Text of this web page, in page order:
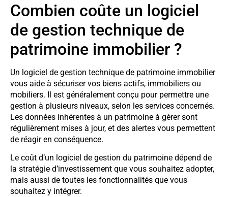
Combien coûte un logiciel
de gestion technique de
patrimoine immobilier ?
Un logiciel de gestion technique de patrimoine immobilier
vous aide à sécuriser vos biens actifs, immobiliers ou
mobiliers. Il est généralement conçu pour permettre une
gestion à plusieurs niveaux, selon les services concernés.
Les données inhérentes à un patrimoine à gérer sont
régulièrement mises à jour, et des alertes vous permettent
de réagir en conséquence.
Le coût d’un logiciel de gestion du patrimoine dépend de
la stratégie d’investissement que vous souhaitez adopter,
mais aussi de toutes les fonctionnalités que vous
souhaitez y intégrer.